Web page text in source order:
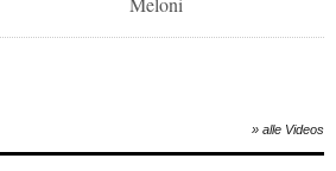
» alle Videos